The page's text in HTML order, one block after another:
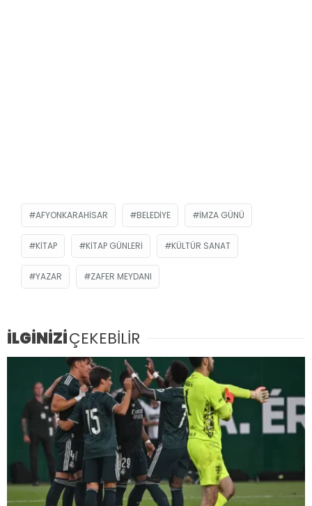
AFYONKARAHISAR BELEDIYE IMZA GÜNÜ
KITAP KITAP GÜNLERI KÜLTÜR SANAT
YAZAR ZAFER MEYDANI
İLGİNİZİÇEKEBİLİR